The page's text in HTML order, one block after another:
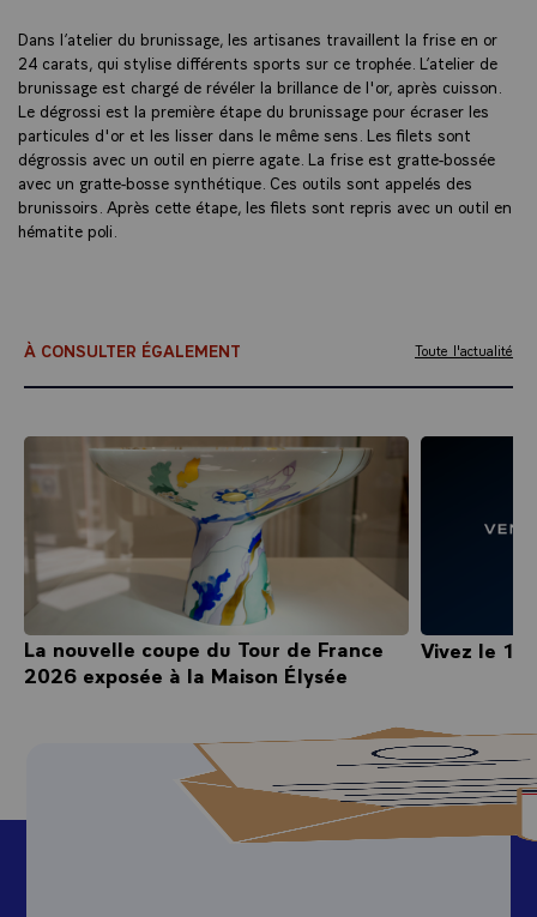
Dans l’atelier du brunissage, les artisanes travaillent la frise en or
24 carats, qui stylise différents sports sur ce trophée. L’atelier de
brunissage est chargé de révéler la brillance de l'or, après cuisson.
Le dégrossi est la première étape du brunissage pour écraser les
particules d'or et les lisser dans le même sens. Les filets sont
dégrossis avec un outil en pierre agate. La frise est gratte-bossée
avec un gratte-bosse synthétique. Ces outils sont appelés des
brunissoirs. Après cette étape, les filets sont repris avec un outil en
hématite poli.
À CONSULTER ÉGALEMENT Toute l'actualité
La nouvelle coupe du Tour de France
2026 exposée à la Maison Élysée
Vivez le 14